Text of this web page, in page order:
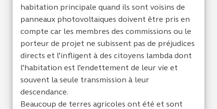
habitation principale quand ils sont voisins de
panneaux photovoltaïques doivent être pris en
compte car les membres des commissions ou le
porteur de projet ne subissent pas de préjudices
directs et l’infligent à des citoyens lambda dont
l’habitation est l’endettement de leur vie et
souvent la seule transmission à leur
descendance.
Beaucoup de terres agricoles ont été et sont